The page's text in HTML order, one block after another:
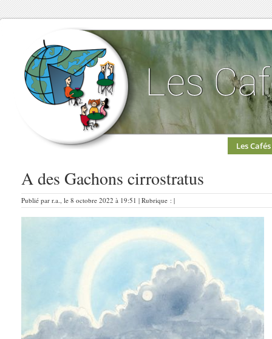
Les Cafés
A des Gachons cirrostratus
Publié par r.a., le 8 octobre 2022 à 19:51 | Rubrique : |